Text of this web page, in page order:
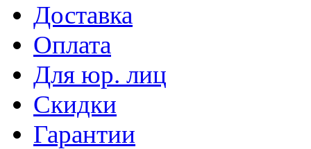
Доставка
Оплата
Для юр. лиц
Скидки
Гарантии